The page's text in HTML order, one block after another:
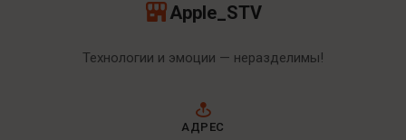
Apple_STV
Технологии и эмоции — неразделимы!
АДРЕС